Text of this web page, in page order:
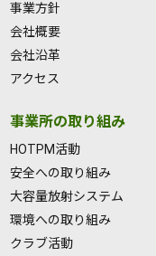
事業方針
会社概要
会社沿革
アクセス
事業所の取り組み
HOTPM活動
安全への取り組み
大容量放射システム
環境への取り組み
クラブ活動